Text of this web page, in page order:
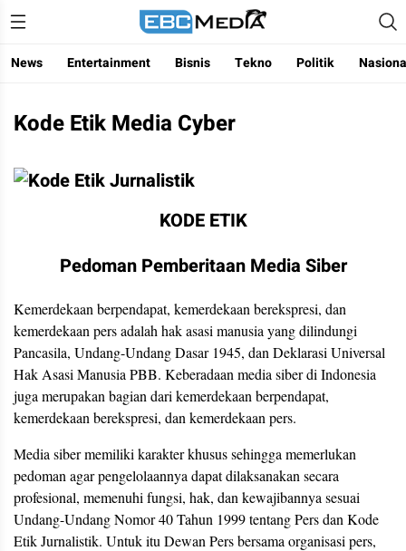
ebctvmedia
Menggapai Cakrawala Untuk Indonesia
News Entertainment Bisnis Tekno Politik
Kode Etik Media Cyber
KODE ETIK
Pedoman Pemberitaan Media Siber
Kemerdekaan berpendapat, kemerdekaan berekspresi, dan
kemerdekaan pers adalah hak asasi manusia yang dilindungi
Pancasila, Undang-Undang Dasar 1945, dan Deklarasi Universal
Hak Asasi Manusia PBB. Keberadaan media siber di Indonesia
juga merupakan bagian dari kemerdekaan berpendapat,
kemerdekaan berekspresi, dan kemerdekaan pers.
Media siber memiliki karakter khusus sehingga memerlukan
pedoman agar pengelolaannya dapat dilaksanakan secara
profesional, memenuhi fungsi, hak, dan kewajibannya sesuai
Undang-Undang Nomor 40 Tahun 1999 tentang Pers dan Kode
Etik Jurnalistik. Untuk itu Dewan Pers bersama organisasi pers,